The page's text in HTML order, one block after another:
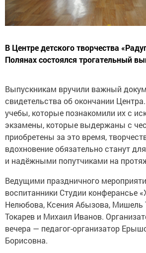
В Центре детского творчества
Полянах состоялся трогательный
Выпускникам вручили важный
свидетельства об окончании
учебы, которые познакомили их с
экзамены, которые выдержаны с
приобретены за это время,
вдохновение обязательно станут
и надёжными попутчиками на
Ведущими праздничного
воспитанники Студии конферансье
Нелюбова, Ксения Абызова, Мишель
Токарев и Михаил Иванов.
вечера — педагог-организатор
Борисовна.